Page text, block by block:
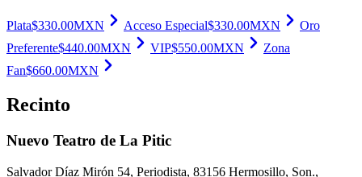
Plata$330.00MXN Acceso Especial$330.00MXN
Oro
Preferente$440.00MXN VIP$550.00MXN
Zona
Fan$660.00MXN
Recinto
Nuevo Teatro de La Pitic
Salvador Díaz Mirón 54, Periodista, 83156 Hermosillo, Son.,